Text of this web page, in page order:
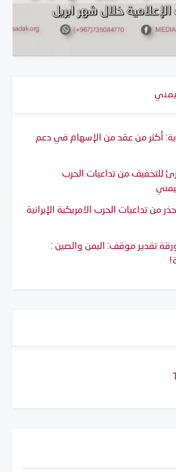
خلال شهر ابريل
أكثر من عقد من الإسهام في دعم
للتخفيف من تداعيات الحرب
من تداعيات الحرب الامريكية الإيرانية
تقدير موقف: اليمن والصين :